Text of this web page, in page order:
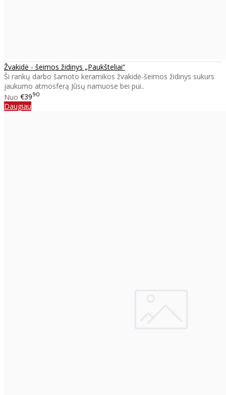
Žvakidė - šeimos židinys „Paukšteliai“
Ši rankų darbo šamoto keramikos žvakidė-šeimos židinys sukurs
jaukumo atmosferą Jūsų namuose bei pui..
Nuo €3990
Daugiau